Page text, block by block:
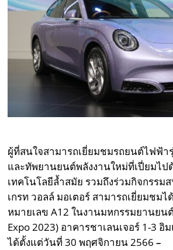
ผู้ที่สนใจสามารถเยี่ยมชมรถยนต์ไฟฟ้า
และทัพยานยนต์พลังงานใหม่ที่เปี่ยมไ
เทคโนโลยีล้ำสมัย รวมถึงร่วมกิจกรรม
เกรท วอลล์ มอเตอร์ สามารถเยี่ยมชมไ
หมายเลข A12 ในงานมหกรรมยานยน
Expo 2023) อาคารชาเลนเจอร์ 1-3 อิ
ได้ตั้งแต่วันที่ 30 พฤศจิกายน 2566 –